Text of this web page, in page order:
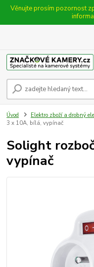
Věnujte prosím pozornost
Úvod Elektro zboží a drobný
3 x 10A, bílá, vypínač
Solight
vypínač